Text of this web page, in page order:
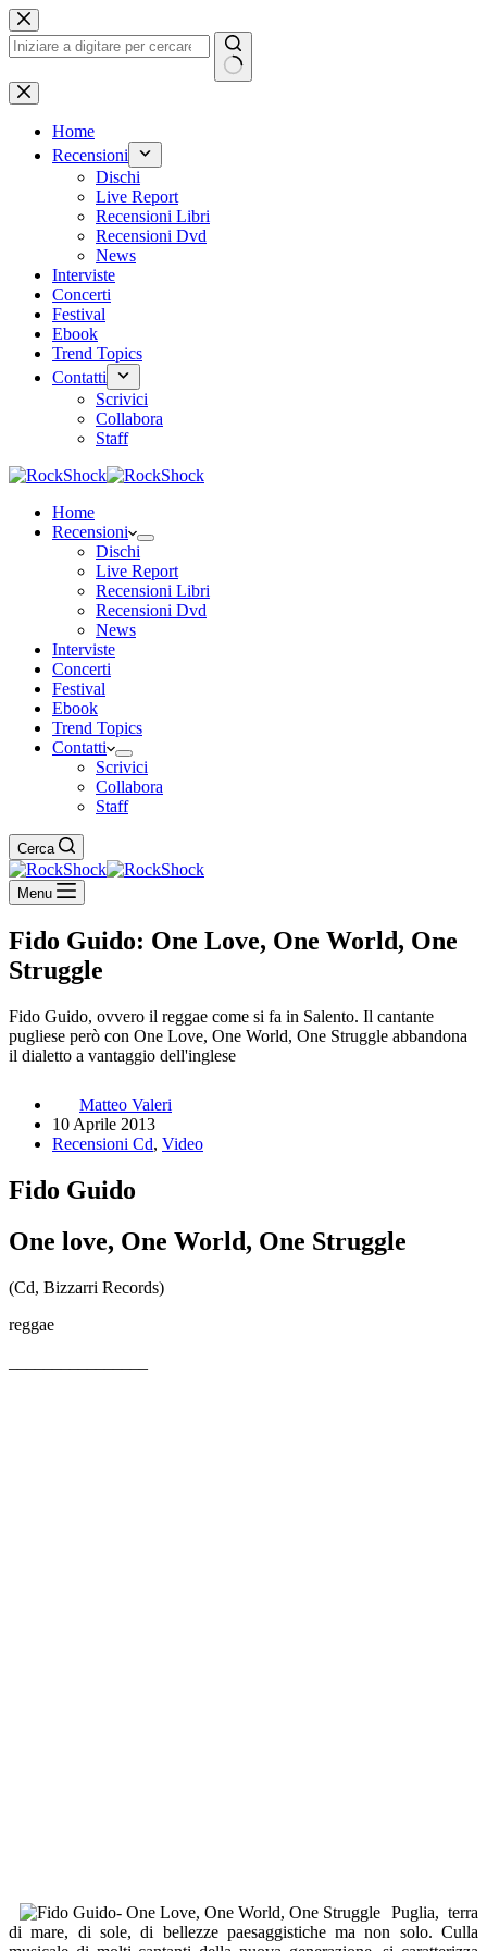
Salta
al
contenuto
Nessun
risultato
Home
Recensioni
Dischi
Live Report
Recensioni Libri
Recensioni Dvd
News
Interviste
Concerti
Festival
Ebook
Trend Topics
Contatti
Scrivici
Collabora
Staff
Home
Recensioni
Dischi
Live Report
Recensioni Libri
Recensioni Dvd
News
Interviste
Concerti
Festival
Ebook
Trend Topics
Contatti
Scrivici
Collabora
Staff
Cerca
Menu
Fido Guido: One Love, One World, One
Struggle
Fido Guido, ovvero il reggae come si fa in Salento. Il cantante
pugliese però con One Love, One World, One Struggle abbandona
il dialetto a vantaggio dell'inglese
Matteo Valeri
10 Aprile 2013
Recensioni Cd, Video
Fido Guido
One love, One World, One Struggle
(Cd, Bizzarri Records)
reggae
Puglia, terra
di mare, di sole, di bellezze paesaggistiche ma non solo. Culla